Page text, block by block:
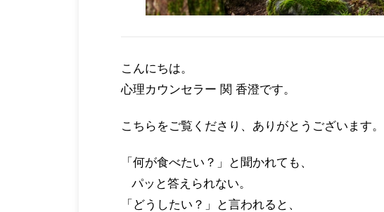
こんにちは。
心理カウンセラー 関 香澄です。
こちらをご覧くださり、ありがとうございます。
「何が食べたい？」と聞かれても、
パッと答えられない。
「どうしたい？」と言われると、